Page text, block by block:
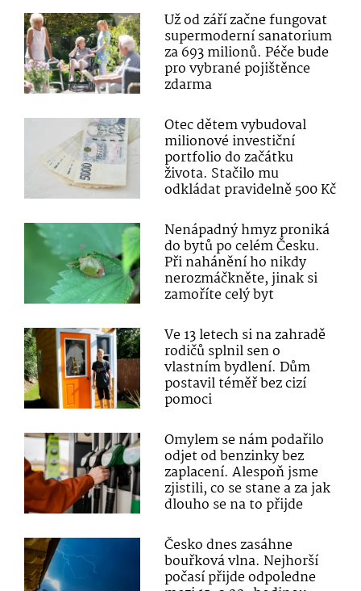
Už od září začne fungovat
supermoderní sanatorium
za 693 milionů. Péče bude
pro vybrané pojištěnce
zdarma
Otec dětem vybudoval
milionové investiční
portfolio do začátku
života. Stačilo mu
odkládat pravidelně 500 Kč
Nenápadný hmyz proniká
do bytů po celém Česku.
Při nahánění ho nikdy
nerozmáčkněte, jinak si
zamoříte celý byt
Ve 13 letech si na zahradě
rodičů splnil sen o
vlastním bydlení. Dům
postavil téměř bez cizí
pomoci
Omylem se nám podařilo
odjet od benzinky bez
zaplacení. Alespoň jsme
zjistili, co se stane a za jak
dlouho se na to přijde
Česko dnes zasáhne
bouřková vlna. Nejhorší
počasí přijde odpoledne